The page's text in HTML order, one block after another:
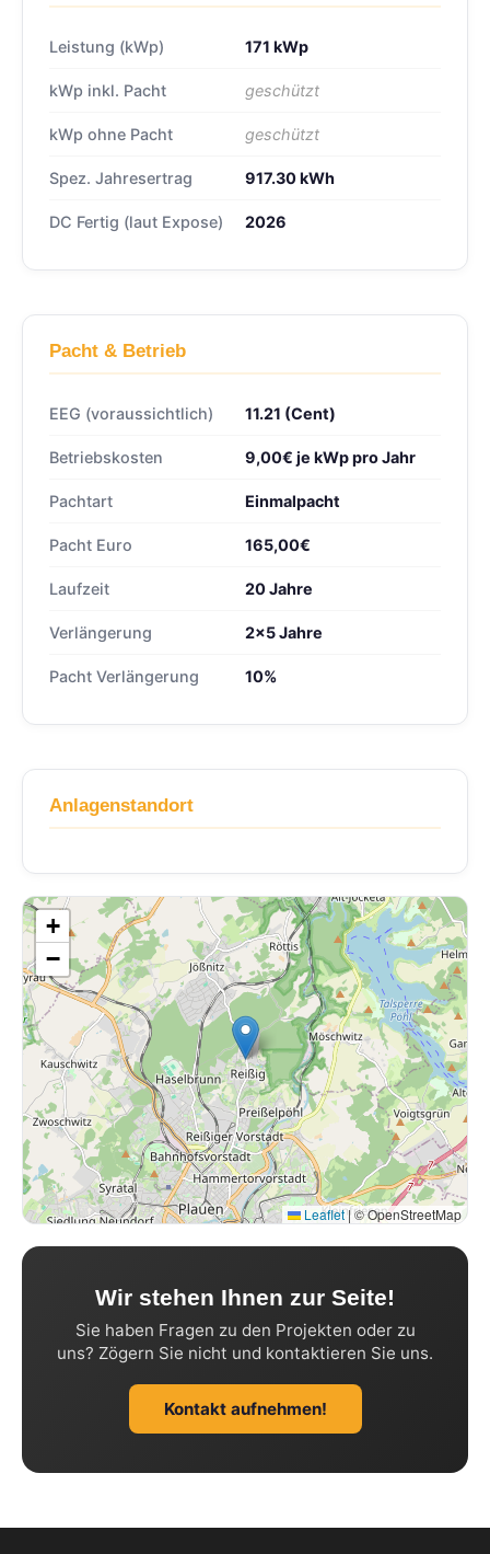
Leistung (kWp) 171 kWp
kWp inkl. Pacht geschützt
kWp ohne Pacht geschützt
Spez. Jahresertrag 917.30 kWh
DC Fertig (laut Expose) 2026
Pacht & Betrieb
EEG (voraussichtlich) 11.21 (Cent)
Betriebskosten 9,00€ je kWp pro Jahr
Pachtart Einmalpacht
Pacht Euro 165,00€
Laufzeit 20 Jahre
Verlängerung 2x5 Jahre
Pacht Verlängerung 10%
Anlagenstandort
+
−
Leaflet |© OpenStreetMap
Wir stehen Ihnen zur Seite!
Sie haben Fragen zu den Projekten oder zu
uns? Zögern Sie nicht und kontaktieren Sie uns.
Kontakt aufnehmen!